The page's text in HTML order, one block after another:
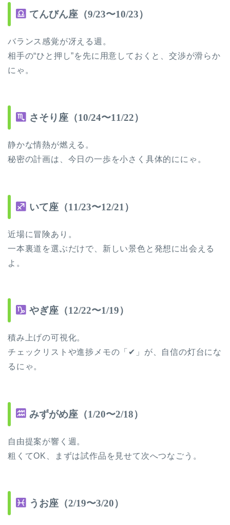
てんびん座（9/23〜10/23）
バランス感覚が冴える週。
相手の“ひと押し”を先に用意しておくと、交渉が滑らか
にゃ。
さそり座（10/24〜11/22）
静かな情熱が燃える。
秘密の計画は、今日の一歩を小さく具体的ににゃ。
いて座（11/23〜12/21）
近場に冒険あり。
一本裏道を選ぶだけで、新しい景色と発想に出会える
よ。
やぎ座（12/22〜1/19）
積み上げの可視化。
チェックリストや進捗メモの「✔」が、自信の灯台にな
るにゃ。
みずがめ座（1/20〜2/18）
自由提案が響く週。
粗くてOK、まずは試作品を見せて次へつなごう。
うお座（2/19〜3/20）